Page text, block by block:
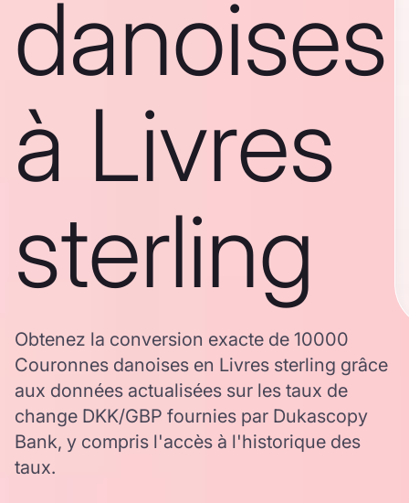
danoises
à Livres
sterling
Obtenez la conversion exacte de 10000
Couronnes danoises en Livres sterling grâce
aux données actualisées sur les taux de
change DKK/GBP fournies par Dukascopy
Bank, y compris l'accès à l'historique des
taux.